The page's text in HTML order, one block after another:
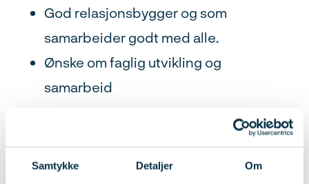
Samtykke Detaljer Om
God relasjonsbygger og som
samarbeider godt med alle.
Ønske om faglig utvikling og
samarbeid
Vi tror du vil trives hos oss
hvis du: